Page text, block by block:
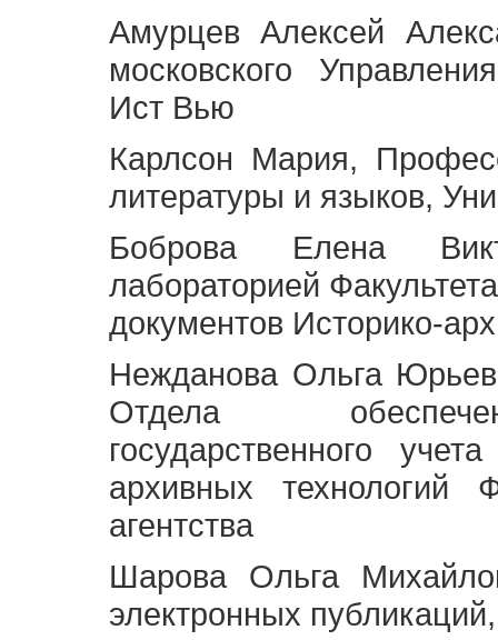
Амурцев Алексей
московского
Ист Вью
Карлсон Мария,
литературы и языков,
Боброва Елена
лабораторией
документов Историко-
Нежданова Ольга
Отдела
государственного
архивных технологий
агентства
Шарова Ольга
электронных